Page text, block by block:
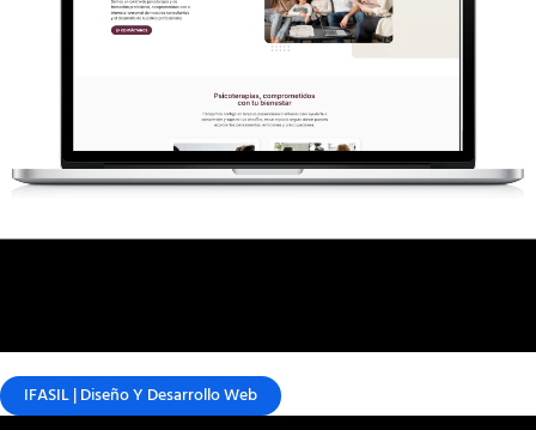
IFASIL | Diseño Y Desarrollo Web